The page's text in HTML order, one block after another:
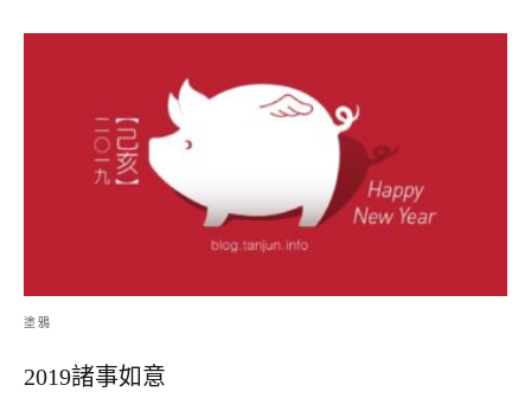
塗鴉
2019諸事如意